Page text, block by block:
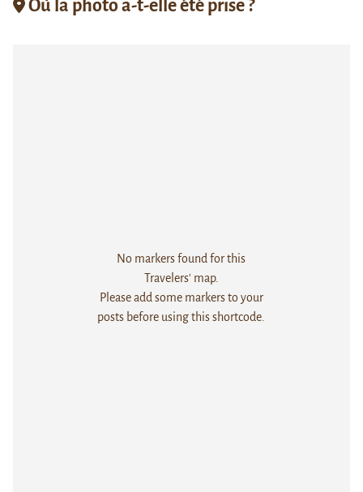
Où la photo a-t-elle été prise ?
No markers found for this
Travelers' map.
Please add some markers to your
posts before using this shortcode.